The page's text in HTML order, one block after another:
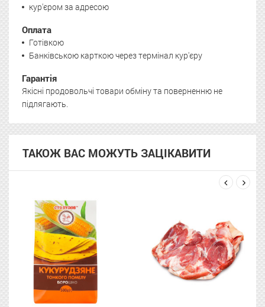
кур'єром за адресою
Оплата
Готівкою
Банківською карткою через термінал кур'єру
Гарантія
Якісні продовольчі товари обміну та поверненню не
підлягають.
ТАКОЖ ВАС МОЖУТЬ ЗАЦІКАВИТИ
prev
next